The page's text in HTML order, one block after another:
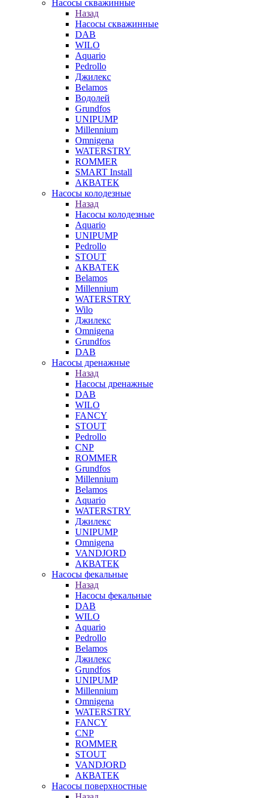
Насосы скважинные
Назад
Насосы скважинные
DAB
WILO
Aquario
Pedrollo
Джилекс
Belamos
Водолей
Grundfos
UNIPUMP
Millennium
Omnigena
WATERSTRY
ROMMER
SMART Install
АКВАТЕК
Насосы колодезные
Назад
Насосы колодезные
Aquario
UNIPUMP
Pedrollo
STOUT
АКВАТЕК
Belamos
Millennium
WATERSTRY
Wilo
Джилекс
Omnigena
Grundfos
DAB
Насосы дренажные
Назад
Насосы дренажные
DAB
WILO
FANCY
STOUT
Pedrollo
CNP
ROMMER
Grundfos
Millennium
Belamos
Aquario
WATERSTRY
Джилекс
UNIPUMP
Omnigena
VANDJORD
АКВАТЕК
Насосы фекальные
Назад
Насосы фекальные
DAB
WILO
Aquario
Pedrollo
Belamos
Джилекс
Grundfos
UNIPUMP
Millennium
Omnigena
WATERSTRY
FANCY
CNP
ROMMER
STOUT
VANDJORD
АКВАТЕК
Насосы поверхностные